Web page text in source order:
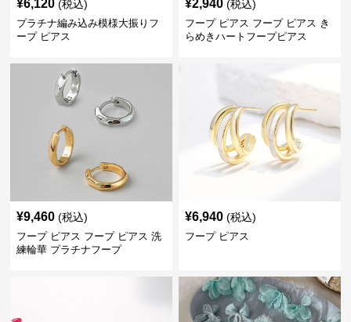
¥6,120 (税込)
プラチナ編み込み模様大振りフ
ープ ピアス
¥2,940 (税込)
フープ ピアス フープ ピアス き
らめきハートフープピアス
¥9,460 (税込)
フープ ピアス フープ ピアス 洗
練輪華 プラチナフープ
¥6,940 (税込)
フープ ピアス